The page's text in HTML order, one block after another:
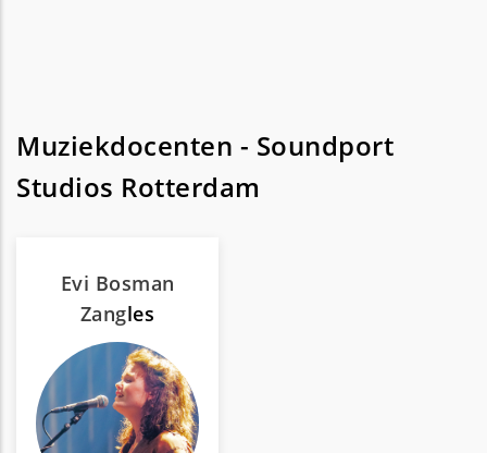
Muziekdocenten - Soundport
Studios Rotterdam
Evi Bosman
Zangles